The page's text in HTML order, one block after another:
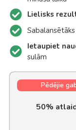
Lielisks
Ietaupiet
sulām
Pēdējie
50%